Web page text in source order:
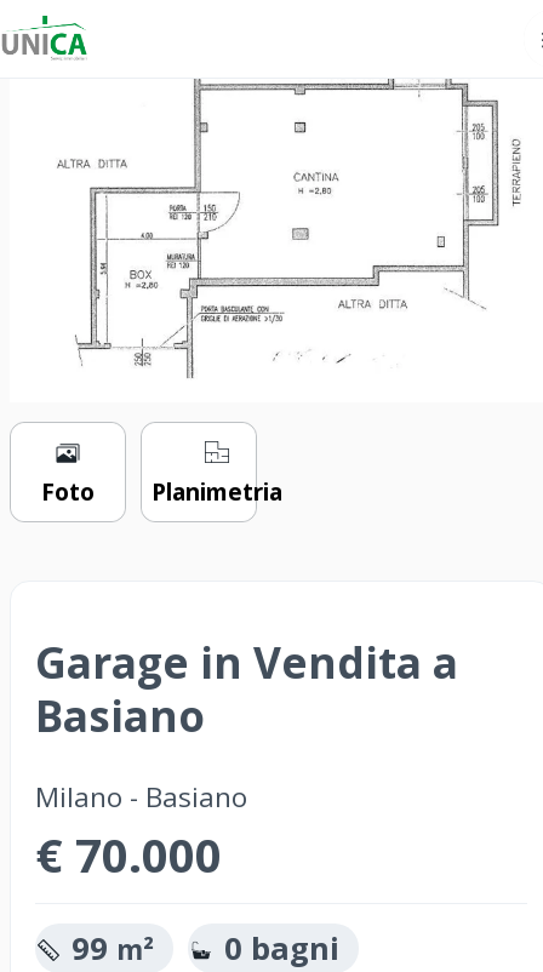
€ 70.000
1 locale
Foto Planimetria
Garage in Vendita a
Basiano
Milano - Basiano
€ 70.000
99 m² 0 bagni